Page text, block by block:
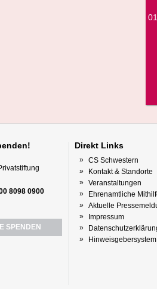
8098 0900
SPENDEN
Direkt Links
CS Schwestern
Kontakt & Standorte
Veranstaltungen
Ehrenamtliche
Aktuelle
Impressum
Hinweisgebersystem